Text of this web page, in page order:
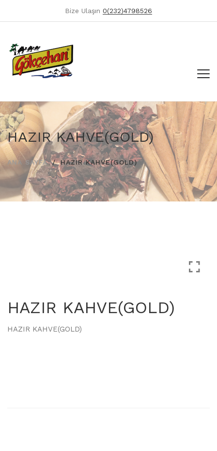
Bize Ulaşın 0(232)4798526
HAZIR KAHVE(GOLD)
ANA SAYFA HAZIR KAHVE(GOLD)
HAZIR KAHVE(GOLD)
HAZIR KAHVE(GOLD)